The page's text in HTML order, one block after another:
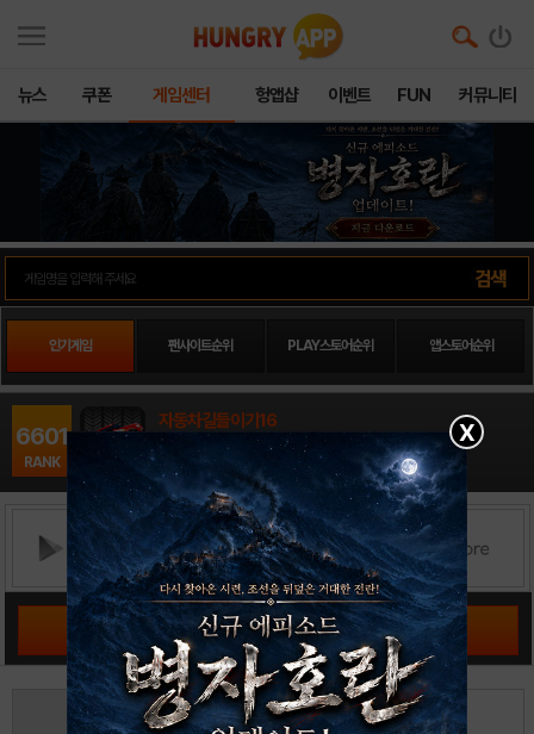
뉴스 쿠폰 게임센터 헝앱샵 이벤트 FUN 커뮤니티
인기게임 팬사이트순위 PLAY스토어순위 앱스토어순위
6601
RANK
자동차길들이기16
아케이드 / mocoga
출시일: 2014-02-11
공략 커뮤니티 바로가기
4
5
X